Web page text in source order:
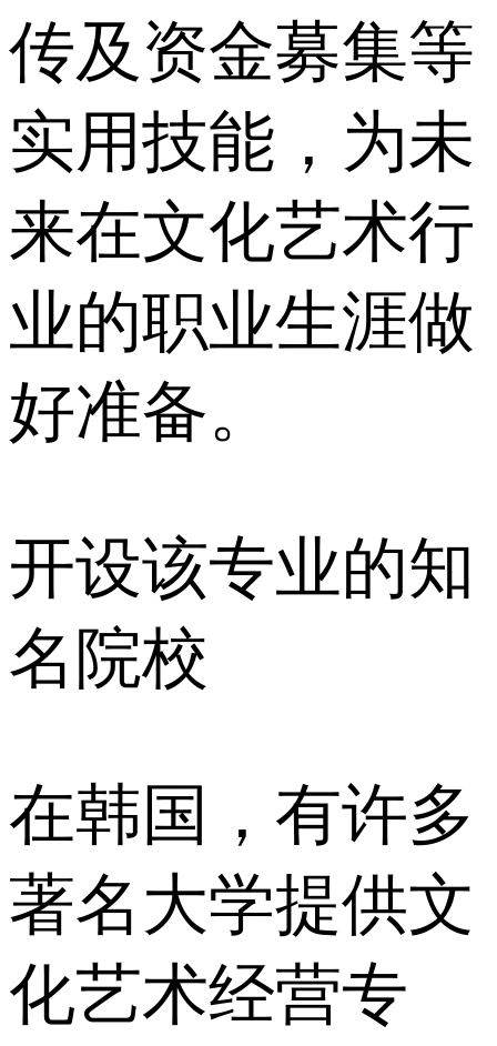
传及资金募集等
实用技能，为未
来在文化艺术行
业的职业生涯做
好准备。
开设该专业的知
名院校
在韩国，有许多
著名大学提供文
化艺术经营专